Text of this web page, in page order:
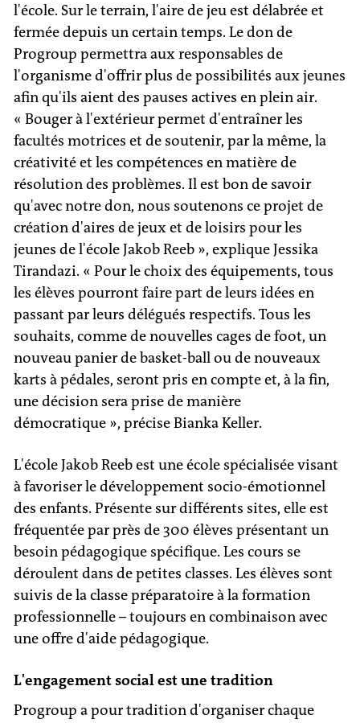
l'école. Sur le terrain, l'aire de jeu est délabrée et
fermée depuis un certain temps. Le don de
Progroup permettra aux responsables de
l'organisme d'offrir plus de possibilités aux jeunes
afin qu'ils aient des pauses actives en plein air.
« Bouger à l'extérieur permet d'entraîner les
facultés motrices et de soutenir, par la même, la
créativité et les compétences en matière de
résolution des problèmes. Il est bon de savoir
qu'avec notre don, nous soutenons ce projet de
création d'aires de jeux et de loisirs pour les
jeunes de l'école Jakob Reeb », explique Jessika
Tirandazi. « Pour le choix des équipements, tous
les élèves pourront faire part de leurs idées en
passant par leurs délégués respectifs. Tous les
souhaits, comme de nouvelles cages de foot, un
nouveau panier de basket-ball ou de nouveaux
karts à pédales, seront pris en compte et, à la fin,
une décision sera prise de manière
démocratique », précise Bianka Keller.
L'école Jakob Reeb est une école spécialisée visant
à favoriser le développement socio-émotionnel
des enfants. Présente sur différents sites, elle est
fréquentée par près de 300 élèves présentant un
besoin pédagogique spécifique. Les cours se
déroulent dans de petites classes. Les élèves sont
suivis de la classe préparatoire à la formation
professionnelle – toujours en combinaison avec
une offre d'aide pédagogique.
L'engagement social est une tradition
Progroup a pour tradition d'organiser chaque